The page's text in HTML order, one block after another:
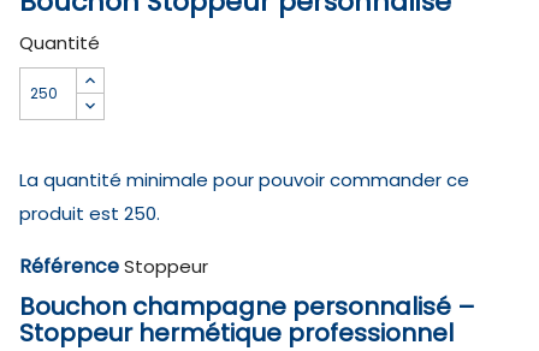
Quantité
La quantité minimale pour pouvoir commander ce
produit est 250.
RéférenceStoppeur
Bouchon champagne personnalisé –
Stoppeur hermétique professionnel